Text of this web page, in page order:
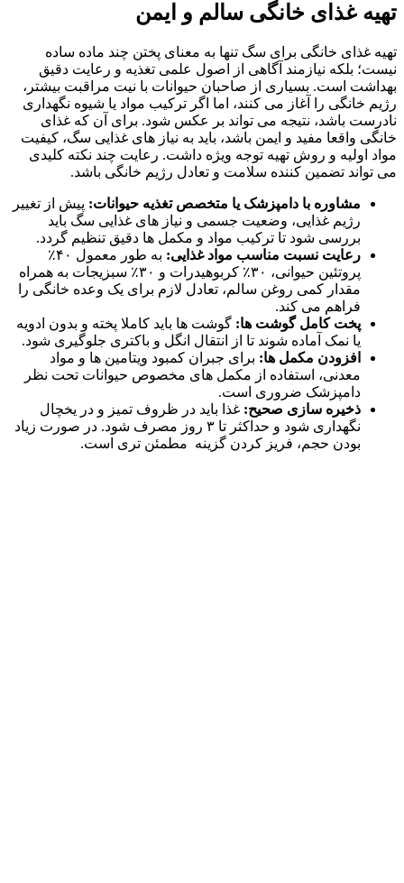
تهیه‌ غذای خانگی سالم و ایمن
تهیه غذای خانگی برای سگ تنها به معنای پختن چند ماده ساده
نیست؛ بلکه نیازمند آگاهی از اصول علمی تغذیه و رعایت دقیق
بهداشت است. بسیاری از صاحبان حیوانات با نیت مراقبت بیشتر،
رژیم خانگی را آغاز می‌ کنند، اما اگر ترکیب مواد یا شیوه نگهداری
نادرست باشد، نتیجه می‌ تواند بر عکس شود. برای آن‌ که غذای
خانگی واقعا مفید و ایمن باشد، باید به نیاز های غذایی سگ، کیفیت
مواد اولیه و روش تهیه توجه ویژه داشت. رعایت چند نکته‌ کلیدی
می‌ تواند تضمین‌ کننده‌ سلامت و تعادل رژیم خانگی باشد.
مشاوره با دامپزشک یا متخصص تغذیه حیوانات: پیش از تغییر
رژیم غذایی، وضعیت جسمی و نیاز های غذایی سگ باید
بررسی شود تا ترکیب مواد و مکمل‌ ها دقیق تنظیم گردد.
رعایت نسبت مناسب مواد غذایی:
به طور معمول ۴۰٪
پروتئین حیوانی، ۳۰٪ کربوهیدرات و ۳۰٪ سبزیجات به‌ همراه
مقدار کمی روغن سالم، تعادل لازم برای یک وعده‌ خانگی را
فراهم می‌ کند.
پخت کامل گوشت‌ ها: گوشت‌ ها باید کاملا پخته و بدون ادویه
یا نمک آماده شوند تا از انتقال انگل و باکتری جلوگیری شود.
افزودن مکمل‌ ها: برای جبران کمبود ویتامین‌ ها و مواد
معدنی، استفاده از مکمل‌ های مخصوص حیوانات تحت نظر
دامپزشک ضروری است.
ذخیره‌ سازی صحیح: غذا باید در ظروف تمیز و در یخچال
نگهداری شود و حداکثر تا ۳ روز مصرف شود. در صورت زیاد
بودن حجم، فریز کردن گزینه‌ مطمئن‌ تری است.